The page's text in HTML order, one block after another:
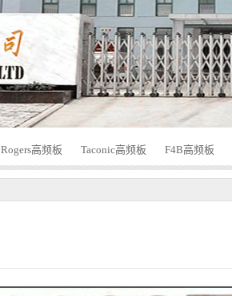
Rogers高频板 Taconic高频板 F4B高频板